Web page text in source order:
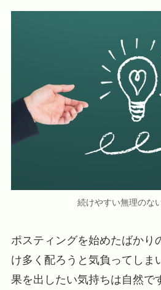
続けやすい無理のな
ポスティングを始めたばかり
け多く配ろうと気負ってしま
果を出したい気持ちは自然で